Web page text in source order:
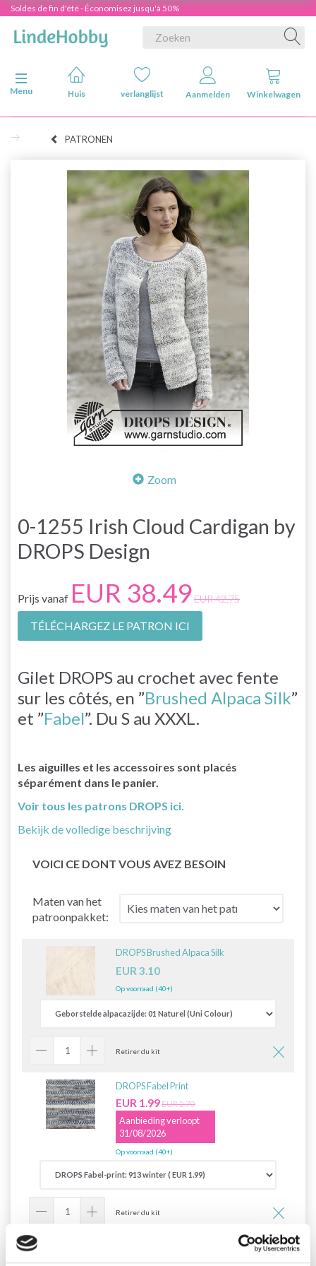
Soldes de fin d'été - Économisez jusqu'à 50%
Navigatie in-/uitschakelen
Menu
Huis verlanglijst Aanmelden Winkelwagen
PATRONEN
Zoom
0-1255 Irish Cloud Cardigan by
DROPS Design
Prijs vanaf EUR 38.49EUR 42.75
TÉLÉCHARGEZ LE PATRON ICI
Gilet DROPS au crochet avec fente
sur les côtés, en ”Brushed Alpaca Silk”
et ”Fabel”. Du S au XXXL.
Les aiguilles et les accessoires sont placés
séparément dans le panier.
Voir tous les patrons DROPS ici.
Bekijk de volledige beschrijving
VOICI CE DONT VOUS AVEZ BESOIN
Maten van het
patroonpakket:
DROPS Brushed Alpaca Silk
EUR 3.10
Op voorraad (40+)
Retirer du kit
DROPS Fabel Print
EUR 1.99EUR 2.70
Aanbieding verloopt
31/08/2026
Op voorraad (40+)
Retirer du kit
DROPS Concaaf Wit 20 mm (#522)